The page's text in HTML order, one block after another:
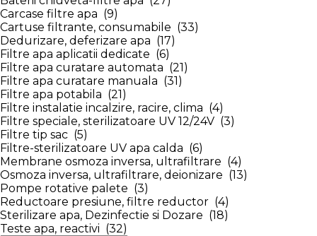
Carcase filtre apa (9)
Cartuse filtrante, consumabile (33)
Dedurizare, deferizare apa (17)
Filtre apa aplicatii dedicate (6)
Filtre apa curatare automata (21)
Filtre apa curatare manuala (31)
Filtre apa potabila (21)
Filtre instalatie incalzire, racire, clima (4)
Filtre speciale, sterilizatoare UV 12/24V (3)
Filtre tip sac (5)
Filtre-sterilizatoare UV apa calda (6)
Membrane osmoza inversa, ultrafiltrare (4)
Osmoza inversa, ultrafiltrare, deionizare (13)
Pompe rotative palete (3)
Reductoare presiune, filtre reductor (4)
Sterilizare apa, Dezinfectie si Dozare (18)
Teste apa, reactivi (32)